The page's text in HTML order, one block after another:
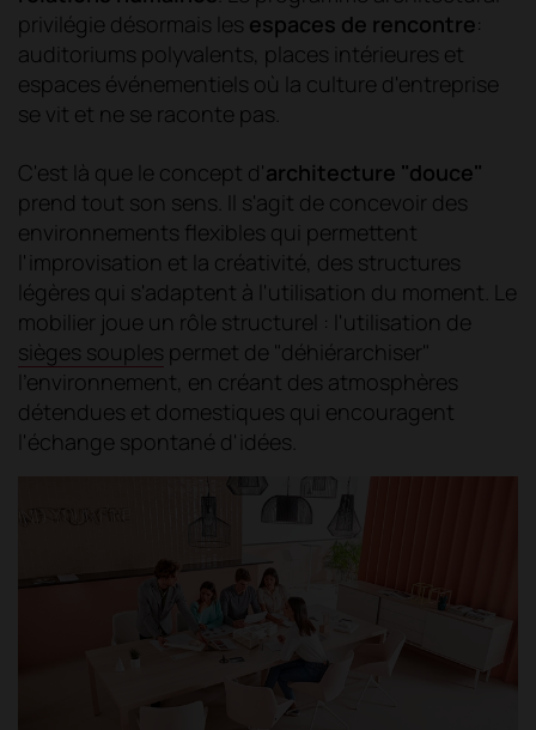
privilégie désormais les espaces de rencontre:
auditoriums polyvalents, places intérieures et
espaces événementiels où la culture d'entreprise
se vit et ne se raconte pas.
C'est là que le concept d'architecture "douce"
prend tout son sens. Il s'agit de concevoir des
environnements flexibles qui permettent
l'improvisation et la créativité, des structures
légères qui s'adaptent à l'utilisation du moment. Le
mobilier joue un rôle structurel : l'utilisation de
sièges souples permet de "déhiérarchiser"
l'environnement, en créant des atmosphères
détendues et domestiques qui encouragent
l'échange spontané d'idées.